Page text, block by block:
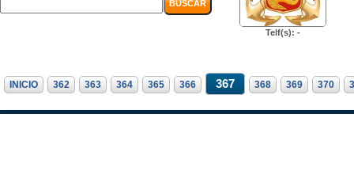
Telf(s): -
INICIO 362 363 364 365 366 367 368 369 370